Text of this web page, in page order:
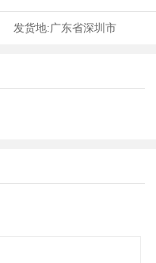
发货地:广东省深圳市